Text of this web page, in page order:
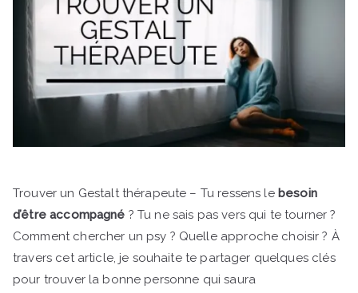
Trouver un Gestalt thérapeute – Tu ressens le besoin
d’être accompagné ? Tu ne sais pas vers qui te tourner ?
Comment chercher un psy ? Quelle approche choisir ? À
travers cet article, je souhaite te partager quelques clés
pour trouver la bonne personne qui saura